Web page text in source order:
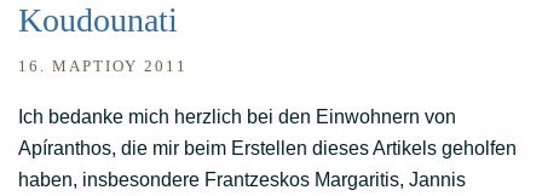
Koudounati
16. ΜΑΡΤΊΟΥ 2011
Ich bedanke mich herzlich bei den Einwohnern von
Apíranthos, die mir beim Erstellen dieses Artikels geholfen
haben, insbesondere Frantzeskos Margaritis, Jannis